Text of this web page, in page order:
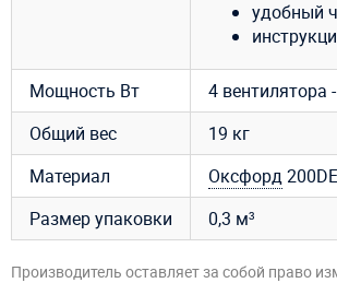
удобный
Мощность Вт
4 вентилятора
Общий вес
19 кг
Материал
Оксфорд
Размер упаковки
0,3 м³
Производитель оставляет за собой право